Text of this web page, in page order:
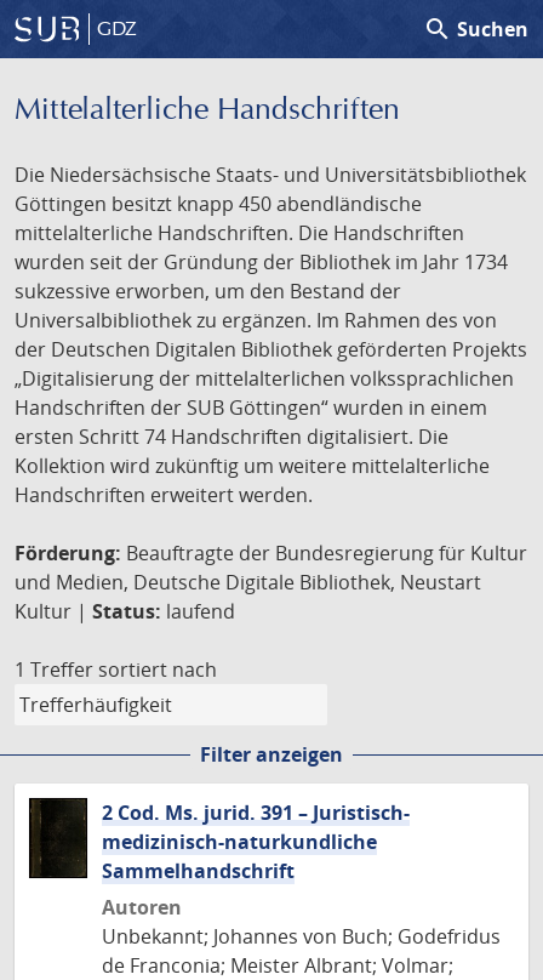
GDZ search Suchen
Mittelalterliche Handschriften
Die Niedersächsische Staats- und Universitätsbibliothek
Göttingen besitzt knapp 450 abendländische
mittelalterliche Handschriften. Die Handschriften
wurden seit der Gründung der Bibliothek im Jahr 1734
sukzessive erworben, um den Bestand der
Universalbibliothek zu ergänzen. Im Rahmen des von
der Deutschen Digitalen Bibliothek geförderten Projekts
„Digitalisierung der mittelalterlichen volkssprachlichen
Handschriften der SUB Göttingen“ wurden in einem
ersten Schritt 74 Handschriften digitalisiert. Die
Kollektion wird zukünftig um weitere mittelalterliche
Handschriften erweitert werden.
Förderung: Beauftragte der Bundesregierung für Kultur
und Medien, Deutsche Digitale Bibliothek, Neustart
Kultur | Status: laufend
1 Treffer sortiert nach
Filter anzeigen
2 Cod. Ms. jurid. 391 – Juristisch-
medizinisch-naturkundliche
Sammelhandschrift
Autoren
Unbekannt; Johannes von Buch; Godefridus
de Franconia; Meister Albrant; Volmar;